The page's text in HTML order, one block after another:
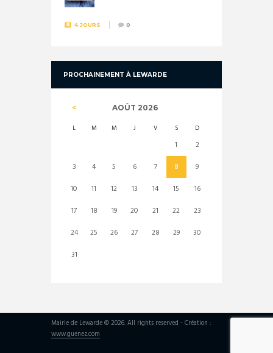
4 JOURS 0
PROCHAINEMENT À LEWARDE
AOÛT 2026
L M M J V S D
1
2
3
4 5 6 7 8
9
10
11 12 13 14 15
16
17
18 19 20 21 22
23
24
25 26 27 28 29
30
31
Mairie de Lewarde © 2026. All rights reserved - Création :
www.guenez.com